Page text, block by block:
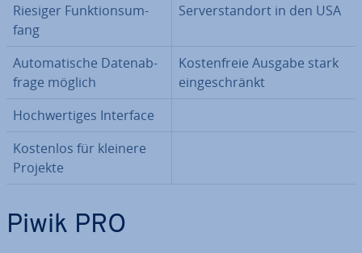
Riesiger Funk­ti­ons­um­
fang
Ser­ver­stand­ort in den USA
Au­to­ma­ti­sche Da­ten­ab­
fra­ge möglich
Kos­ten­freie Ausgabe stark
ein­ge­schränkt
Hoch­wer­ti­ges Interface
Kostenlos für kleinere
Projekte
Piwik PRO